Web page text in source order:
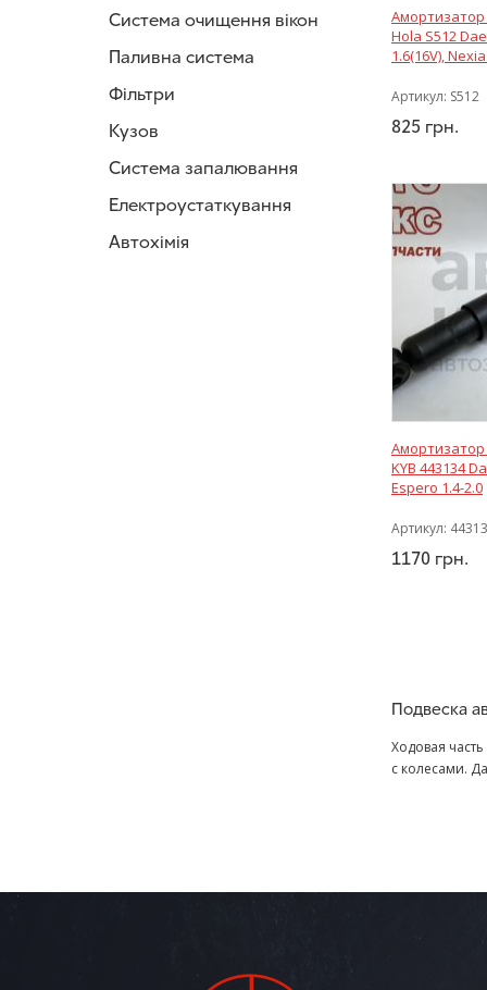
Mando(1)
Трек(4)
Система очищення вікон
Паливна система
Фільтри
Кузов
Система запалювання
Електроустаткування
Автохімія
Амортизатор
Hola S512
1.6(16V),
Артикул: S512
825 грн.
Амортизатор
KYB 443134
Espero 1.4-2.0
Артикул:
1170 грн.
Подвеска
Ходовая
с колесами.
достаточно